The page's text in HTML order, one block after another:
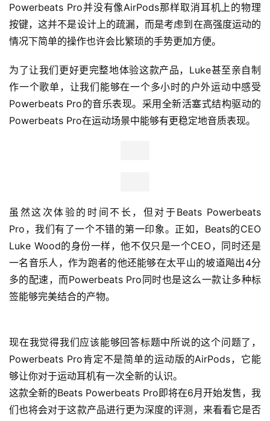
Powerbeats Pro并没有像AirPods那样取消耳机上的物理
按键，这并不是设计上的疏漏，而是考虑到在高强度运动的
情况下简单的操作也许会比繁琐的手势更加方便。
为了让我们更好更完整地体验这款产品，Luke甚至亲自制
作一个歌单，让我们能够在一个多小时的户外运动中感受
Powerbeats Pro的音乐表现。采用全新活塞式结构驱动的
Powerbeats Pro在运动场景中能够有更稳定地音质表现。